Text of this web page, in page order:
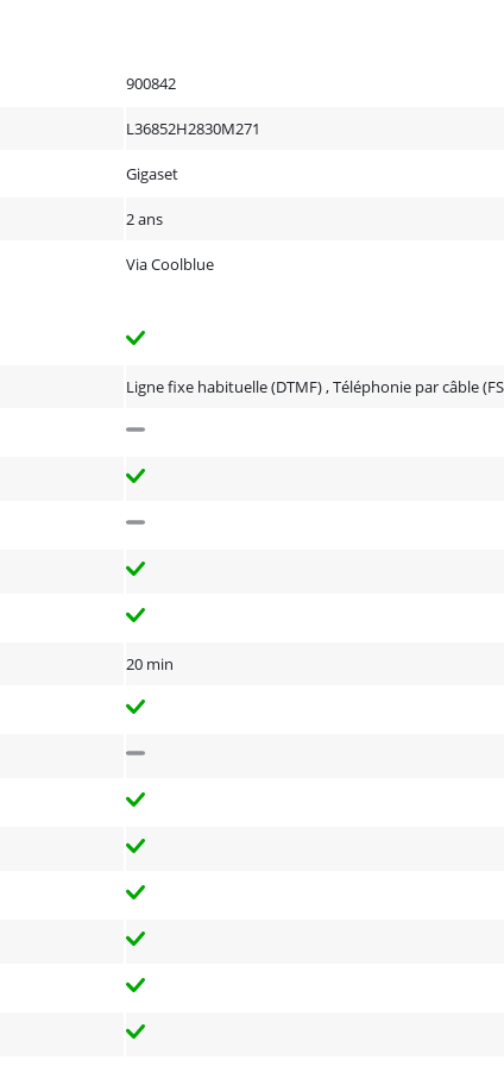
900842
L36852H2830M271
Gigaset
2 ans
Via Coolblue
Ligne fixe habituelle (DTMF) , Téléphonie par câble
20 min